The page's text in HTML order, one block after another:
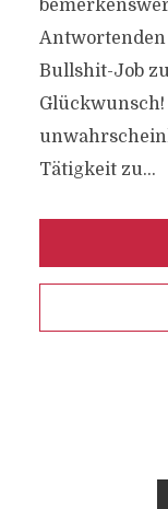
Bullshit-Job
Glückwunsch!
Tätigkeit zu...